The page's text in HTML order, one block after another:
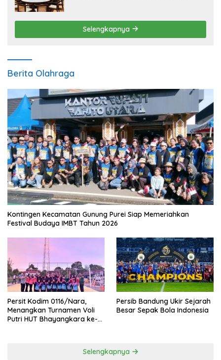
Selengkapnya
Berita Olahraga
Kontingen Kecamatan Gunung Purei Siap Memeriahkan
Festival Budaya IMBT Tahun 2026
Persit Kodim 0116/Nara,
Menangkan Turnamen Voli
Putri HUT Bhayangkara ke-
Persib Bandung Ukir Sejarah
Besar Sepak Bola Indonesia
Selengkapnya